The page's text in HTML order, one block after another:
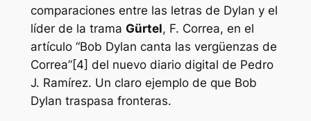
comparaciones entre las letras de Dylan y el
líder de la trama Gürtel, F. Correa, en el
artículo “Bob Dylan canta las vergüenzas de
Correa”[4] del nuevo diario digital de Pedro
J. Ramírez. Un claro ejemplo de que Bob
Dylan traspasa fronteras.